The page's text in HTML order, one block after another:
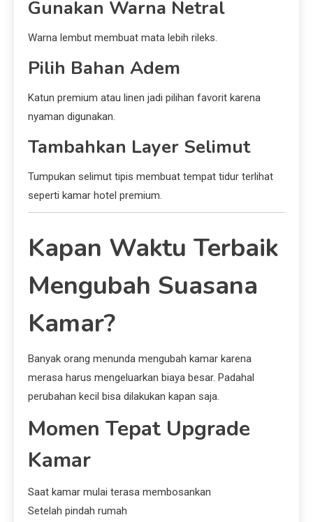
Gunakan Warna Netral
Warna lembut membuat mata lebih rileks.
Pilih Bahan Adem
Katun premium atau linen jadi pilihan favorit karena
nyaman digunakan.
Tambahkan Layer Selimut
Tumpukan selimut tipis membuat tempat tidur terlihat
seperti kamar hotel premium.
Kapan Waktu Terbaik
Mengubah Suasana
Kamar?
Banyak orang menunda mengubah kamar karena
merasa harus mengeluarkan biaya besar. Padahal
perubahan kecil bisa dilakukan kapan saja.
Momen Tepat Upgrade
Kamar
Saat kamar mulai terasa membosankan
Setelah pindah rumah